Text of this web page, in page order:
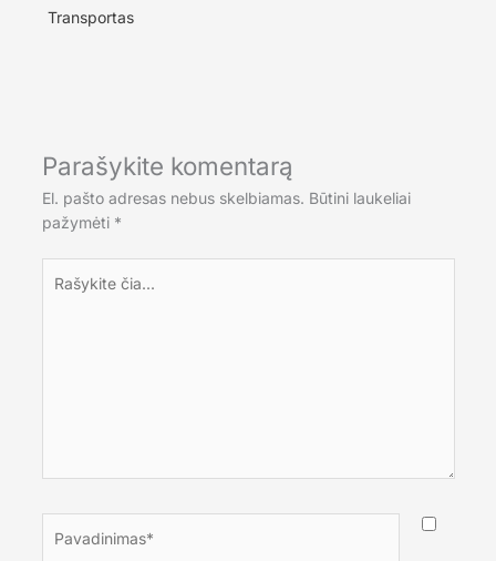
Transportas
Parašykite komentarą
El. pašto adresas nebus skelbiamas. Būtini laukeliai
pažymėti *
čia...